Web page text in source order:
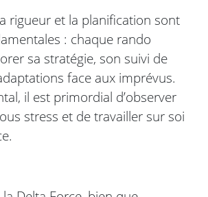
rigueur et la planification sont
: chaque rando
sa stratégie, son suivi de
face aux imprévus.
il est primordial d’observer
stress et de travailler sur soi